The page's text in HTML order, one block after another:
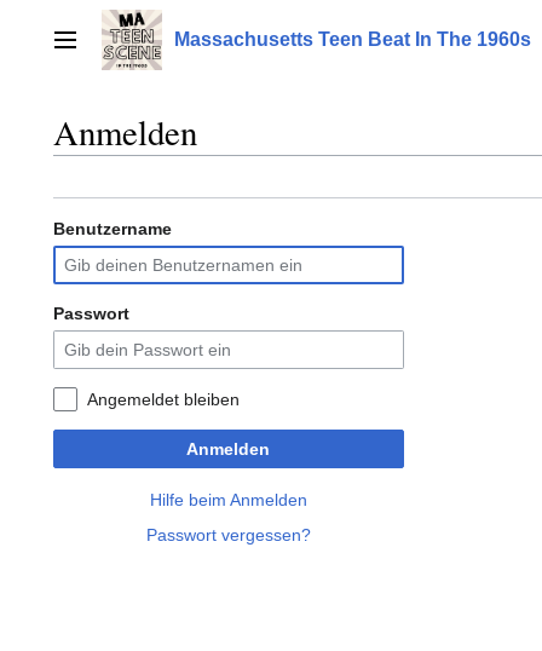
springenHauptmenü Massachusetts Teen Beat In The 1960s
Anmelden
Benutzername
Passwort
Angemeldet bleiben
Anmelden
Hilfe beim Anmelden
Passwort vergessen?